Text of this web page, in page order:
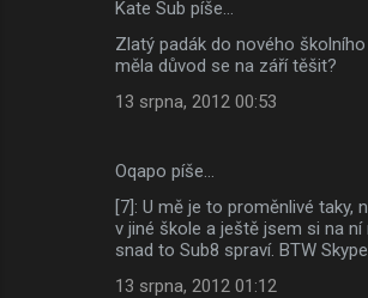
Kate Sub píše…
Zlatý padák do nového
měla důvod se na září těšit?
13 srpna, 2012 00:53
Oqapo píše…
[7]: U mě je to proměnlivé taky,
v jiné škole a ještě jsem si na ní
snad to Sub8 spraví. BTW
13 srpna, 2012 01:12